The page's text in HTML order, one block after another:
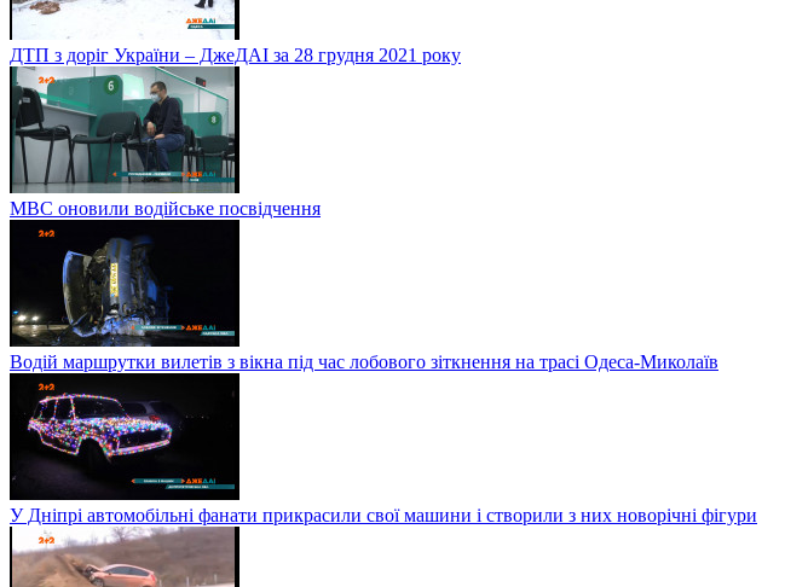
ДТП з доріг України – ДжеДАІ за 28 грудня 2021 року
МВС оновили водійське посвідчення
Водій маршрутки вилетів з вікна під час лобового зіткнення на трасі Одеса-Миколаїв
У Дніпрі автомобільні фанати прикрасили свої машини і створили з них новорічні фігури